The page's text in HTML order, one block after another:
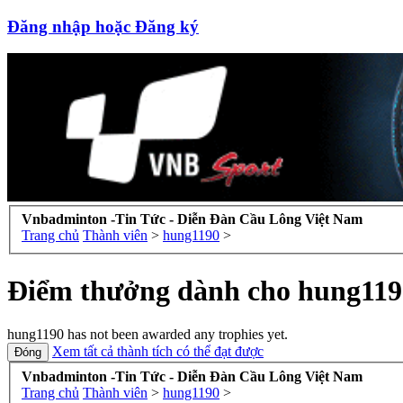
Đăng nhập hoặc Đăng ký
Vnbadminton -Tin Tức - Diễn Đàn Cầu Lông Việt Nam
Trang chủ Thành viên > hung1190 >
Điểm thưởng dành cho
hung1190 has not been awarded any trophies yet.
Xem tất cả thành tích có thể đạt được
Vnbadminton -Tin Tức - Diễn Đàn Cầu Lông Việt Nam
Trang chủ Thành viên > hung1190 >